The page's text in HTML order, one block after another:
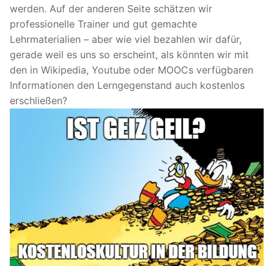
werden. Auf der anderen Seite schätzen wir
professionelle Trainer und gut gemachte
Lehrmaterialien – aber wie viel bezahlen wir dafür,
gerade weil es uns so erscheint, als könnten wir mit
den in Wikipedia, Youtube oder MOOCs verfügbaren
Informationen den Lerngegenstand auch kostenlos
erschließen?